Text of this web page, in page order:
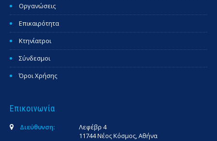
Οργανώσεις
Επικαιρότητα
Κτηνίατροι
Σύνδεσμοι
Όροι Χρήσης
Επικοινωνία
Διεύθυνση:
Λεφέβρ 4
11744 Νέος Κόσμος, Αθήνα